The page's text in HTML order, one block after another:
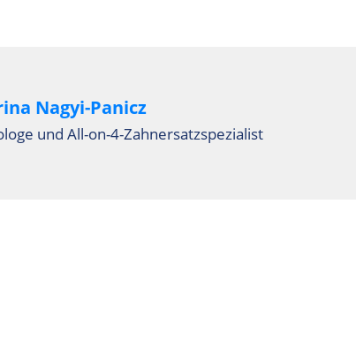
Nagyi-Panicz
und All-on-4-Zahnersatzspezialist